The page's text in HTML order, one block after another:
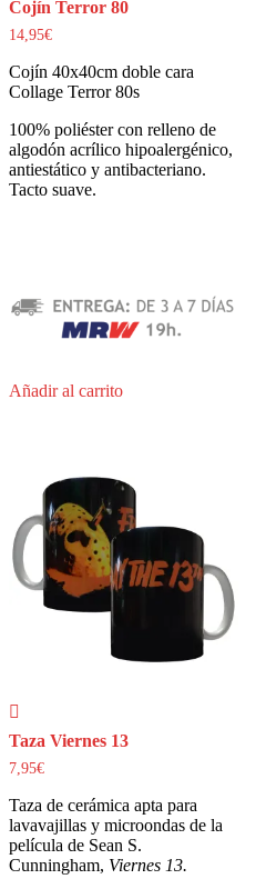
Cojín Terror 80
14,95€
Cojín 40x40cm doble cara
Collage Terror 80s
100% poliéster con relleno de
algodón acrílico hipoalergénico,
antiestático y antibacteriano.
Tacto suave.
Añadir al carrito
Taza Viernes 13
7,95€
Taza de cerámica apta para
lavavajillas y microondas de la
película de Sean S.
Cunningham, Viernes 13.